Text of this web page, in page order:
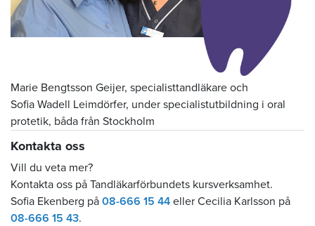
Marie Bengtsson Geijer, specialisttandläkare och
Sofia Wadell Leimdörfer, under specialistutbildning i oral
protetik, båda från Stockholm
Kontakta oss
Vill du veta mer?
Kontakta oss på Tandläkarförbundets kursverksamhet.
Sofia Ekenberg på 08-666 15 44 eller Cecilia Karlsson på
08-666 15 43.